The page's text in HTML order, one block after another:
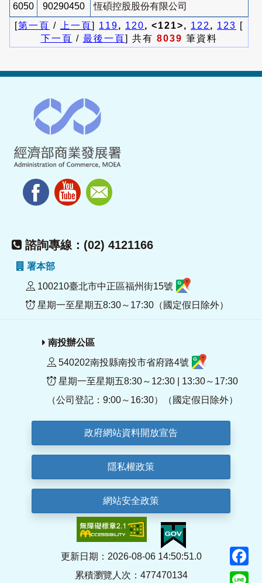
6050 90290450
恆碩控股股份有限公司
[第一頁 / 上一頁] 119, 120, <121>, 122 , 123 [
下一頁 / 最後一頁] 共有 8039 筆資料
諮詢專線：(02) 4121166
署本部
100210臺北市中正區福州街15號
星期一至星期五8:30～17:30（國定假日除外）
南投辦公區
540202南投縣南投市省府路4號
星期一至星期五8:30～12:30 | 13:30～17:30
（公司登記：9:00～16:30）（國定假日除外）
政府網站資料開放宣告
隱私權政策
網站安全政策
更新日期：2026-08-06 14:50:51.0
累積瀏覽人次：477470134